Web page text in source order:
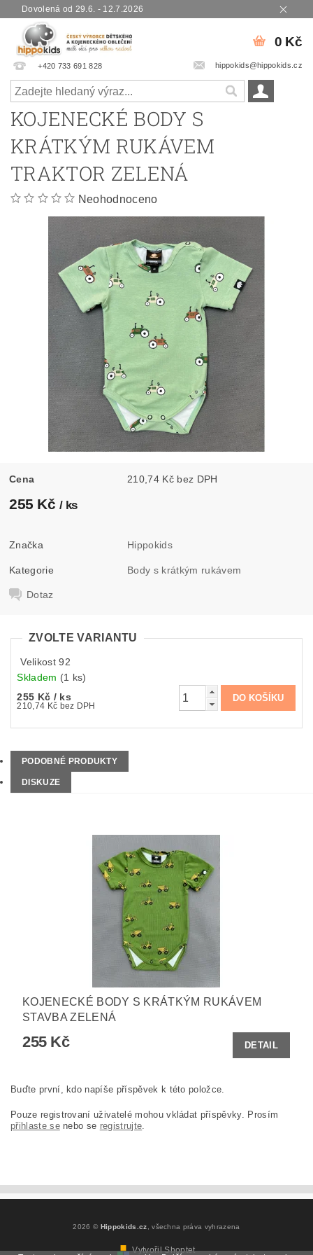
Dovolená od 29.6. - 12.7.2026
+420 733 691 828 hippokids@hippokids.cz
0 Kč
KOJENECKÉ BODY S
KRÁTKÝM RUKÁVEM
TRAKTOR ZELENÁ
Neohodnoceno
Cena 210,74 Kč bez DPH
255 Kč / ks
Značka Hippokids
Kategorie Body s krátkým rukávem
Dotaz
ZVOLTE VARIANTU
Velikost 92
Skladem (1 ks)
255 Kč / ks
210,74 Kč bez DPH
PODOBNÉ PRODUKTY
DISKUZE
KOJENECKÉ BODY S KRÁTKÝM RUKÁVEM
STAVBA ZELENÁ
255 Kč DETAIL
Buďte první, kdo napíše příspěvek k této položce.
Pouze registrovaní uživatelé mohou vkládat příspěvky. Prosím
přihlaste senebo se registrujte
2026 © Hippokids.cz , všechna práva vyhrazena
Vytvořil Shoptet